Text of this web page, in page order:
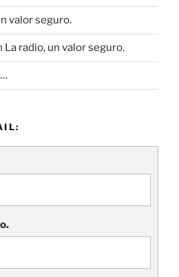
valor seguro.
La radio, un valor seguro.